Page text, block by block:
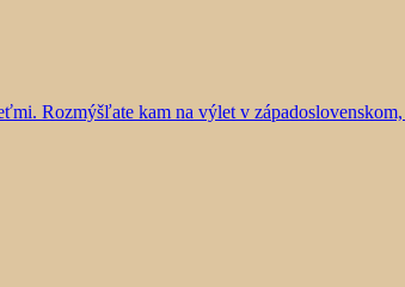
Rozmýšľate kam na výlet v